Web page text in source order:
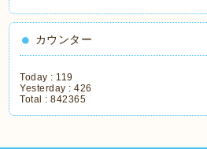
カウンター
Today : 119
Yesterday :426
Total :842365